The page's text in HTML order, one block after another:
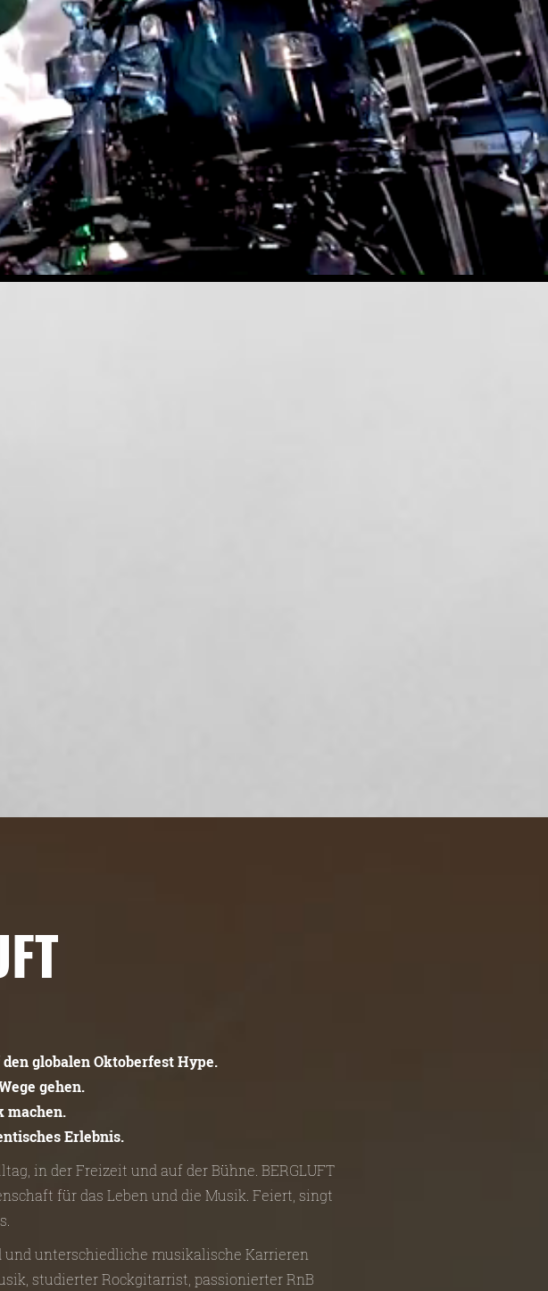
globalen Oktoberfest Hype.
gehen.
machen.
Erlebnis.
in der Freizeit und auf der Bühne. BERGLUFT
für das Leben und die Musik. Feiert, singt
und unterschiedliche musikalische Karrieren
studierter Rockgitarrist, passionierter RnB